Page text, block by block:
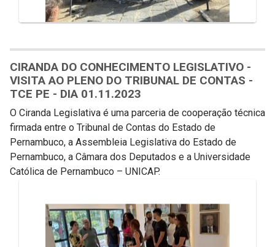
CIRANDA DO CONHECIMENTO LEGISLATIVO -
VISITA AO PLENO DO TRIBUNAL DE CONTAS -
TCE PE - DIA 01.11.2023
O Ciranda Legislativa é uma parceria de cooperação técnica
firmada entre o Tribunal de Contas do Estado de
Pernambuco, a Assembleia Legislativa do Estado de
Pernambuco, a Câmara dos Deputados e a Universidade
Católica de Pernambuco – UNICAP.